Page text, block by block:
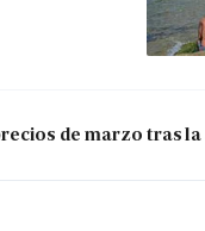
de marzo tras